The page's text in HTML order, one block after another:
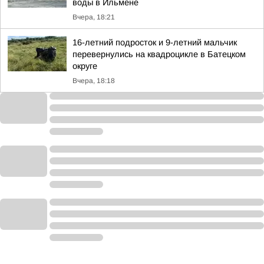
воды в Ильмене
Вчера, 18:21
16-летний подросток и 9-летний мальчик
перевернулись на квадроцикле в Батецком
округе
Вчера, 18:18